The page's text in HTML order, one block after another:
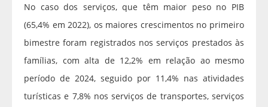
No caso dos serviços, que têm maior peso no PIB
(65,4% em 2022), os maiores crescimentos no primeiro
bimestre foram registrados nos serviços prestados às
famílias, com alta de 12,2% em relação ao mesmo
período de 2024, seguido por 11,4% nas atividades
turísticas e 7,8% nos serviços de transportes, serviços